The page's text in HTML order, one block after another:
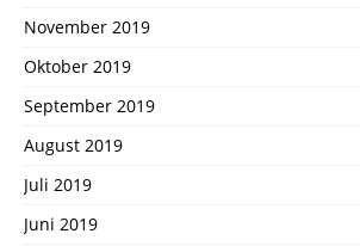
November 2019
Oktober 2019
September 2019
August 2019
Juli 2019
Juni 2019